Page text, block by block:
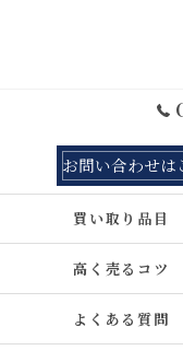
お問い合わせは
買い取り品目
高く売るコツ
よくある質問